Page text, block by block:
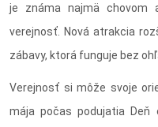
je známa najmä chovom
verejnosť. Nová atrakcia
zábavy, ktorá funguje bez
Verejnosť si môže svoje
mája počas podujatia Deň